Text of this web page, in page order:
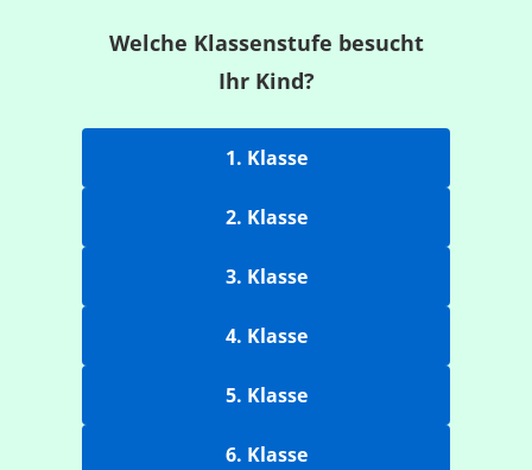
Welche Klassenstufe besucht
Ihr Kind?
1. Klasse
2. Klasse
3. Klasse
4. Klasse
5. Klasse
6. Klasse